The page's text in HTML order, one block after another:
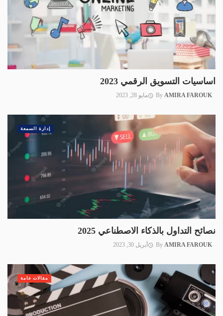
اساسيات التسويق الرقمي 2023
By AMIRA FAROUK مايو 28, 2023
نصائح التداول بالذكاء الاصطناعي 2025
By AMIRA FAROUK أبريل 30, 2023
إدارة السمعة
مقالات عامة